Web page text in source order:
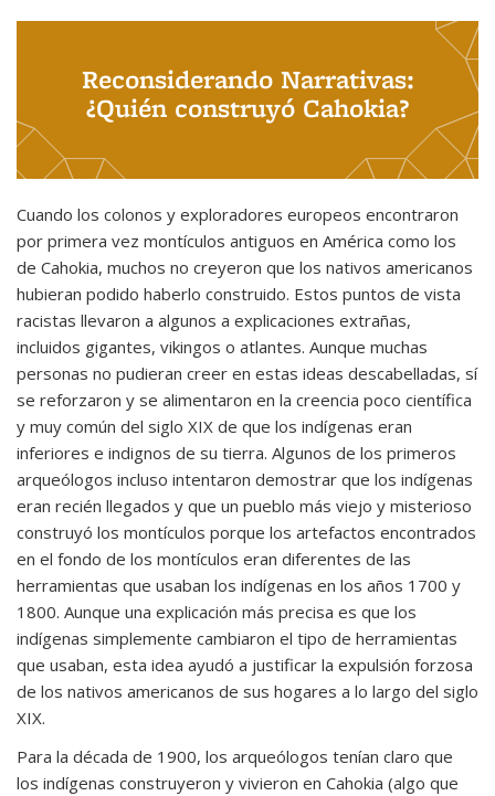
Reconsiderando Narrativas:
¿Quién construyó Cahokia?
Cuando los colonos y exploradores europeos encontraron
por primera vez montículos antiguos en América como los
de Cahokia, muchos no creyeron que los nativos americanos
hubieran podido haberlo construido. Estos puntos de vista
racistas llevaron a algunos a explicaciones extrañas,
incluidos gigantes, vikingos o atlantes. Aunque muchas
personas no pudieran creer en estas ideas descabelladas, sí
se reforzaron y se alimentaron en la creencia poco científica
y muy común del siglo XIX de que los indígenas eran
inferiores e indignos de su tierra. Algunos de los primeros
arqueólogos incluso intentaron demostrar que los indígenas
eran recién llegados y que un pueblo más viejo y misterioso
construyó los montículos porque los artefactos encontrados
en el fondo de los montículos eran diferentes de las
herramientas que usaban los indígenas en los años 1700 y
1800. Aunque una explicación más precisa es que los
indígenas simplemente cambiaron el tipo de herramientas
que usaban, esta idea ayudó a justificar la expulsión forzosa
de los nativos americanos de sus hogares a lo largo del siglo
XIX.
Para la década de 1900, los arqueólogos tenían claro que
los indígenas construyeron y vivieron en Cahokia (algo que